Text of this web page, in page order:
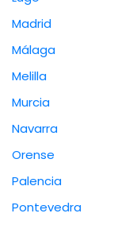
Madrid
Málaga
Melilla
Murcia
Navarra
Orense
Palencia
Pontevedra